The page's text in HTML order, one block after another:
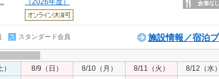
（2026年度）
スタンダード会員 施設情報／宿泊
8/9（日） 8/10（月） 8/11（火） 8/12（水）